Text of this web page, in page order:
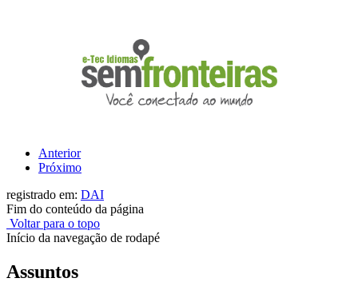
Anterior
Próximo
registrado em: DAI
Fim do conteúdo da página
Voltar para o topo
Início da navegação de rodapé
Assuntos